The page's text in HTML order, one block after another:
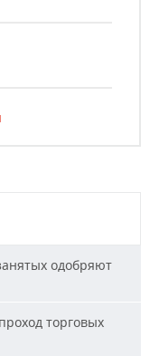
одобряют
торговых